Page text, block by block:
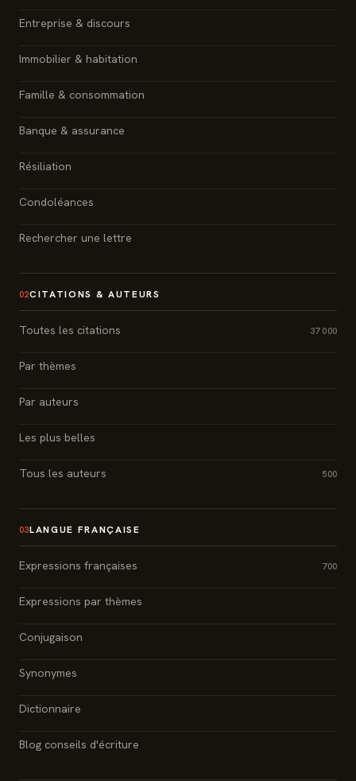
Entreprise & discours
Immobilier & habitation
Famille & consommation
Banque & assurance
Résiliation
Condoléances
Rechercher une lettre
02CITATIONS & AUTEURS
Toutes les citations 37 000
Par thèmes
Par auteurs
Les plus belles
Tous les auteurs 500
03LANGUE FRANÇAISE
Expressions françaises 700
Expressions par thèmes
Conjugaison
Synonymes
Dictionnaire
Blog conseils d'écriture